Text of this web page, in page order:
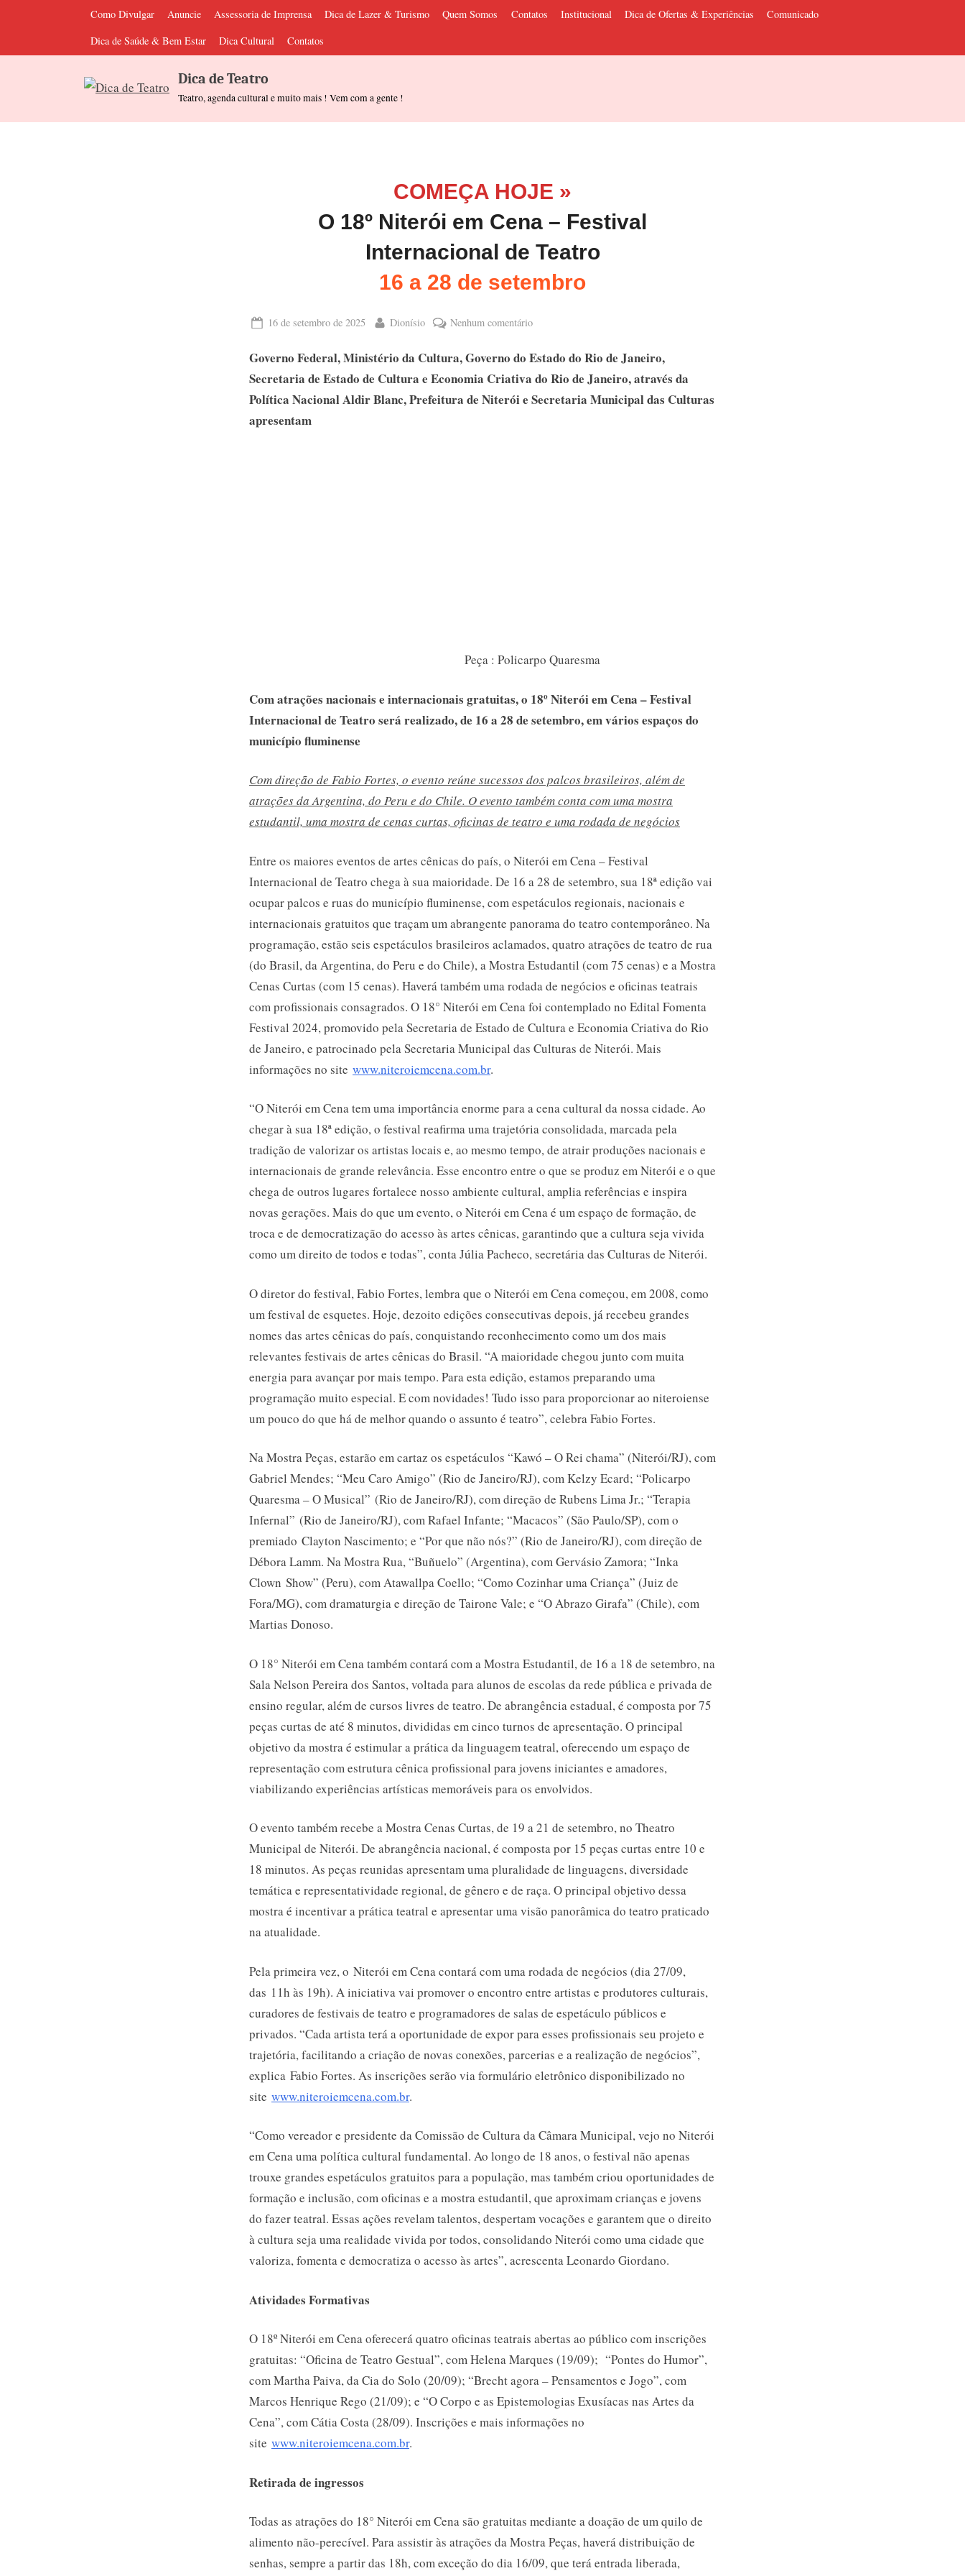
content
Como Divulgar Anuncie Assessoria de Imprensa Dica de Lazer & Turismo Quem Somos Contatos Institucional Dica de Ofertas & Experiências
Comunicado
Dica de Saúde & Bem Estar
Dica Cultural Contatos
Dica de Teatro
Teatro, agenda cultural e muito mais ! Vem com a gente !
COMEÇA HOJE »
O 18º Niterói em Cena – Festival
Internacional de Teatro
16 a 28 de setembro
Posted
16 de setembro de 2025 By
Dionísio Nenhum comentárioem
COMEÇA
HOJE
Internacional
de
Teatro
a
28
setembro
Governo Federal, Ministério da Cultura, Governo do Estado do Rio de Janeiro,
Secretaria de Estado de Cultura e Economia Criativa do Rio de Janeiro, através da
Política Nacional Aldir Blanc, Prefeitura de Niterói e Secretaria Municipal das Culturas
apresentam
Peça : Policarpo Quaresma
Com atrações nacionais e internacionais gratuitas, o 18º Niterói em Cena – Festival
Internacional de Teatro será realizado, de 16 a 28 de setembro, em vários espaços do
município fluminense
Com direção de Fabio Fortes, o evento reúne sucessos dos palcos brasileiros, além de
atrações da Argentina, do Peru e do Chile. O evento também conta com uma mostra
estudantil, uma mostra de cenas curtas, oficinas de teatro e uma rodada de negócios
Entre os maiores eventos de artes cênicas do país, o Niterói em Cena – Festival
Internacional de Teatro chega à sua maioridade. De 16 a 28 de setembro, sua 18ª edição vai
ocupar palcos e ruas do município fluminense, com espetáculos regionais, nacionais e
internacionais gratuitos que traçam um abrangente panorama do teatro contemporâneo. Na
programação, estão seis espetáculos brasileiros aclamados, quatro atrações de teatro de rua
(do Brasil, da Argentina, do Peru e do Chile), a Mostra Estudantil (com 75 cenas) e a Mostra
Cenas Curtas (com 15 cenas). Haverá também uma rodada de negócios e oficinas teatrais
com profissionais consagrados. O 18° Niterói em Cena foi contemplado no Edital Fomenta
Festival 2024, promovido pela Secretaria de Estado de Cultura e Economia Criativa do Rio
de Janeiro, e patrocinado pela Secretaria Municipal das Culturas de Niterói. Mais
informações no site www.niteroiemcena.com.br.
“O Niterói em Cena tem uma importância enorme para a cena cultural da nossa cidade. Ao
chegar à sua 18ª edição, o festival reafirma uma trajetória consolidada, marcada pela
tradição de valorizar os artistas locais e, ao mesmo tempo, de atrair produções nacionais e
internacionais de grande relevância. Esse encontro entre o que se produz em Niterói e o que
chega de outros lugares fortalece nosso ambiente cultural, amplia referências e inspira
novas gerações. Mais do que um evento, o Niterói em Cena é um espaço de formação, de
troca e de democratização do acesso às artes cênicas, garantindo que a cultura seja vivida
como um direito de todos e todas”, conta Júlia Pacheco, secretária das Culturas de Niterói.
O diretor do festival, Fabio Fortes, lembra que o Niterói em Cena começou, em 2008, como
um festival de esquetes. Hoje, dezoito edições consecutivas depois, já recebeu grandes
nomes das artes cênicas do país, conquistando reconhecimento como um dos mais
relevantes festivais de artes cênicas do Brasil. “A maioridade chegou junto com muita
energia para avançar por mais tempo. Para esta edição, estamos preparando uma
programação muito especial. E com novidades! Tudo isso para proporcionar ao niteroiense
um pouco do que há de melhor quando o assunto é teatro”, celebra Fabio Fortes.
Na Mostra Peças, estarão em cartaz os espetáculos “Kawó – O Rei chama” (Niterói/RJ), com
Gabriel Mendes; “Meu Caro Amigo” (Rio de Janeiro/RJ), com Kelzy Ecard; “Policarpo
Quaresma – O Musical” (Rio de Janeiro/RJ), com direção de Rubens Lima Jr.; “Terapia
Infernal” (Rio de Janeiro/RJ), com Rafael Infante; “Macacos” (São Paulo/SP), com o
premiado Clayton Nascimento; e “Por que não nós?” (Rio de Janeiro/RJ), com direção de
Débora Lamm. Na Mostra Rua, “Buñuelo” (Argentina), com Gervásio Zamora; “Inka
Clown Show” (Peru), com Atawallpa Coello; “Como Cozinhar uma Criança” (Juiz de
Fora/MG), com dramaturgia e direção de Tairone Vale; e “O Abrazo Girafa” (Chile), com
Martias Donoso.
O 18° Niterói em Cena também contará com a Mostra Estudantil, de 16 a 18 de setembro, na
Sala Nelson Pereira dos Santos, voltada para alunos de escolas da rede pública e privada de
ensino regular, além de cursos livres de teatro. De abrangência estadual, é composta por 75
peças curtas de até 8 minutos, divididas em cinco turnos de apresentação. O principal
objetivo da mostra é estimular a prática da linguagem teatral, oferecendo um espaço de
representação com estrutura cênica profissional para jovens iniciantes e amadores,
viabilizando experiências artísticas memoráveis para os envolvidos.
O evento também recebe a Mostra Cenas Curtas, de 19 a 21 de setembro, no Theatro
Municipal de Niterói. De abrangência nacional, é composta por 15 peças curtas entre 10 e
18 minutos. As peças reunidas apresentam uma pluralidade de linguagens, diversidade
temática e representatividade regional, de gênero e de raça. O principal objetivo dessa
mostra é incentivar a prática teatral e apresentar uma visão panorâmica do teatro praticado
na atualidade.
Pela primeira vez, o Niterói em Cena contará com uma rodada de negócios (dia 27/09,
das 11h às 19h). A iniciativa vai promover o encontro entre artistas e produtores culturais,
curadores de festivais de teatro e programadores de salas de espetáculo públicos e
privados. “Cada artista terá a oportunidade de expor para esses profissionais seu projeto e
trajetória, facilitando a criação de novas conexões, parcerias e a realização de negócios”,
explica Fabio Fortes. As inscrições serão via formulário eletrônico disponibilizado no
site www.niteroiemcena.com.br.
“Como vereador e presidente da Comissão de Cultura da Câmara Municipal, vejo no Niterói
em Cena uma política cultural fundamental. Ao longo de 18 anos, o festival não apenas
trouxe grandes espetáculos gratuitos para a população, mas também criou oportunidades de
formação e inclusão, com oficinas e a mostra estudantil, que aproximam crianças e jovens
do fazer teatral. Essas ações revelam talentos, despertam vocações e garantem que o direito
à cultura seja uma realidade vivida por todos, consolidando Niterói como uma cidade que
valoriza, fomenta e democratiza o acesso às artes”, acrescenta Leonardo Giordano.
Atividades Formativas
O 18º Niterói em Cena oferecerá quatro oficinas teatrais abertas ao público com inscrições
gratuitas: “Oficina de Teatro Gestual”, com Helena Marques (19/09); “Pontes do Humor”,
com Martha Paiva, da Cia do Solo (20/09); “Brecht agora – Pensamentos e Jogo”, com
Marcos Henrique Rego (21/09); e “O Corpo e as Epistemologias Exusíacas nas Artes da
Cena”, com Cátia Costa (28/09). Inscrições e mais informações no
site www.niteroiemcena.com.br.
Retirada de ingressos
Todas as atrações do 18° Niterói em Cena são gratuitas mediante a doação de um quilo de
alimento não-perecível. Para assistir às atrações da Mostra Peças, haverá distribuição de
senhas, sempre a partir das 18h, com exceção do dia 16/09, que terá entrada liberada,